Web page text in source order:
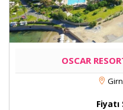
OSCAR
Fiyatı